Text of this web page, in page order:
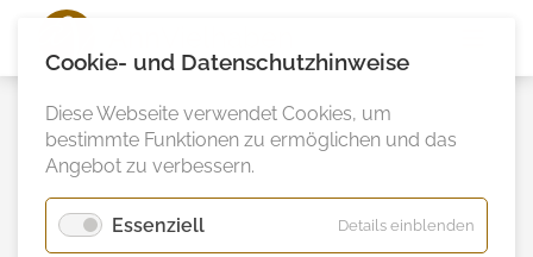
Cookie- und Datenschutzhinweise
Diese Webseite verwendet Cookies, um
bestimmte Funktionen zu ermöglichen und das
Angebot zu verbessern.
Essenziell Details einblenden